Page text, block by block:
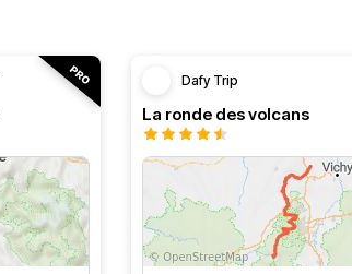
Dafy Trip
La ronde des volcans